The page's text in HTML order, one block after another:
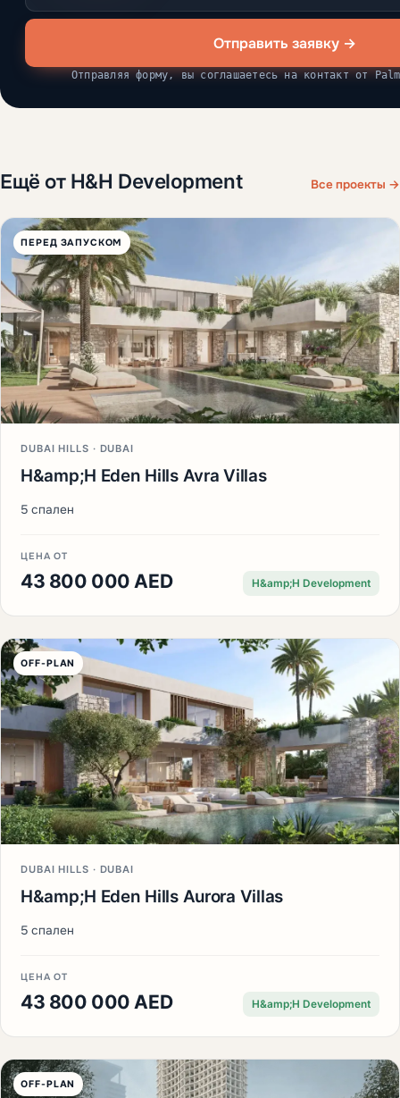
Отправить заявку →
Отправляя форму, вы соглашаетесь на контакт от
Ещё от H&H Development Все проекты →
ПЕРЕД ЗАПУСКОМ
DUBAI HILLS · DUBAI
H&amp;H Eden Hills Avra Villas
5 спален
ЦЕНА ОТ
43 800 000 AED H&amp;H Development
OFF-PLAN
DUBAI HILLS · DUBAI
H&amp;H Eden Hills Aurora Villas
5 спален
ЦЕНА ОТ
43 800 000 AED H&amp;H Development
OFF-PLAN